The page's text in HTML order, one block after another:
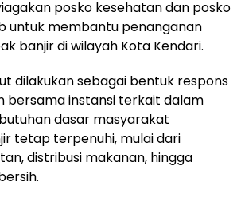
posko kesehatan dan posko
untuk membantu penanganan
banjir di wilayah Kota Kendari.
dilakukan sebagai bentuk respons
bersama instansi terkait dalam
dasar masyarakat
tetap terpenuhi, mulai dari
distribusi makanan, hingga